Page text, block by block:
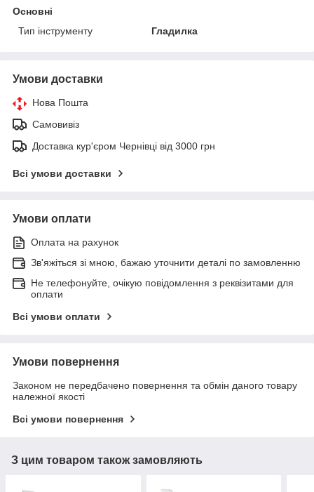
Основні
Тип інструменту
Гладилка
Умови доставки
Нова Пошта
Самовивіз
Доставка кур'єром Чернівці від 3000 грн
Всі умови доставки
Умови оплати
Оплата на рахунок
Зв'яжіться зі мною, бажаю уточнити деталі по замовленню
Не телефонуйте, очікую повідомлення з реквізитами для
оплати
Всі умови оплати
Умови повернення
Законом не передбачено повернення та обмін даного товару
належної якості
Всі умови повернення
З цим товаром також замовляють